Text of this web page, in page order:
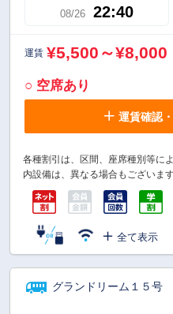
08/26 22:40
運賃 ¥5,500～¥8,000
○ 空席あり
運賃確認
各種割引は、区間、座席種別等に
内設備は、異なる場合もございます
全て表示
グランドリーム１５号